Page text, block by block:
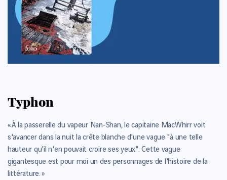
Typhon
« À la passerelle du vapeur Nan-Shan, le capitaine MacWhirr voit
s'avancer dans la nuit la crête blanche d'une vague "à une telle
hauteur qu'il n'en pouvait croire ses yeux". Cette vague
gigantesque est pour moi un des personnages de l'histoire de la
littérature. »